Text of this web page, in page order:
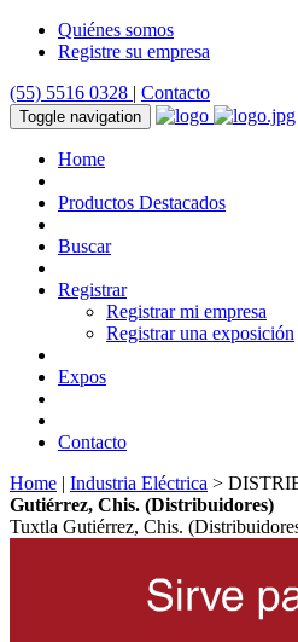
Quiénes somos
Registre su empresa
(55) 5516 0328 | Contacto
Toggle navigation
Home
Productos Destacados
Buscar
Registrar
Registrar mi empresa
Registrar una exposición
Expos
Contacto
Home | Industria Eléctrica >
Gutiérrez, Chis. (Distribuidores)
Tuxtla Gutiérrez, Chis.